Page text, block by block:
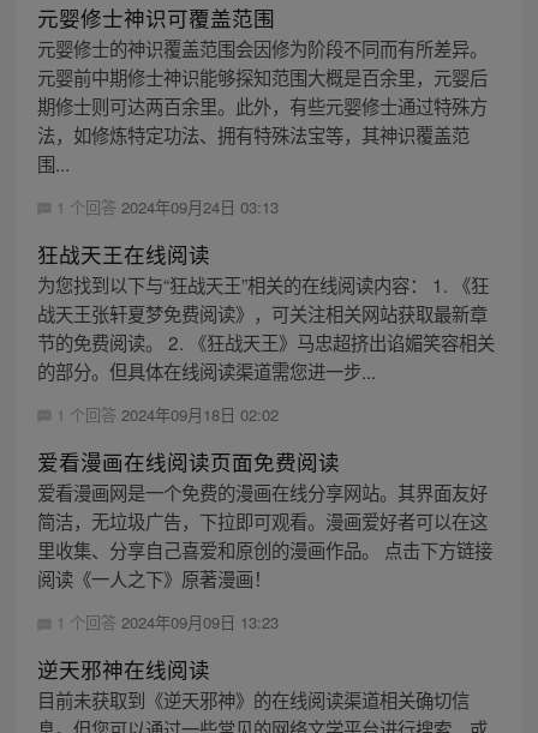
元婴修士神识可覆盖范围
元婴修士的神识覆盖范围会因修为阶段不同而有所差异。
元婴前中期修士神识能够探知范围大概是百余里，元婴后
期修士则可达两百余里。此外，有些元婴修士通过特殊方
法，如修炼特定功法、拥有特殊法宝等，其神识覆盖范
围...
1 个回答 2024年09月24日 03:13
狂战天王在线阅读
为您找到以下与“狂战天王”相关的在线阅读内容： 1. 《狂
战天王张轩夏梦免费阅读》，可关注相关网站获取最新章
节的免费阅读。 2. 《狂战天王》马忠超挤出谄媚笑容相关
的部分。但具体在线阅读渠道需您进一步...
1 个回答 2024年09月18日 02:02
爱看漫画在线阅读页面免费阅读
爱看漫画网是一个免费的漫画在线分享网站。其界面友好
简洁，无垃圾广告，下拉即可观看。漫画爱好者可以在这
里收集、分享自己喜爱和原创的漫画作品。 点击下方链接
阅读《一人之下》原著漫画！
1 个回答 2024年09月09日 13:23
逆天邪神在线阅读
目前未获取到《逆天邪神》的在线阅读渠道相关确切信